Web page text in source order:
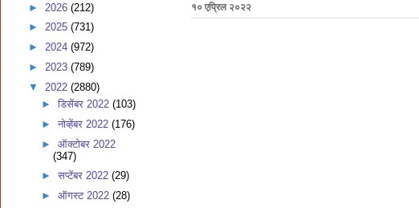
१० एप्रिल २०२२
► 2026 (212)
► 2025 (731)
► 2024 (972)
► 2023 (789)
▼ 2022 (2880)
► डिसेंबर 2022 (103)
► नोव्हेंबर 2022 (176)
► ऑक्टोबर 2022
(347)
► सप्टेंबर 2022 (29)
► ऑगस्ट 2022 (28)